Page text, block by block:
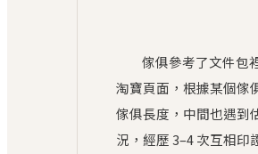
傢俱參考了文件包
淘寶頁面，根據某個傢
傢俱長度，中間也遇到
況，經歷 3–4 次互相印